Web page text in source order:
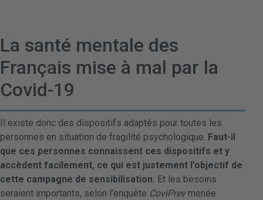
La santé mentale des
Français mise à mal par la
Covid-19
Il existe donc des dispositifs adaptés pour toutes les
personnes en situation de fragilité psychologique. Faut-il
que ces personnes connaissent ces dispositifs et y
accèdent facilement, ce qui est justement l’objectif de
cette campagne de sensibilisation. Et les besoins
seraient importants, selon l’enquête CoviPrevmenée